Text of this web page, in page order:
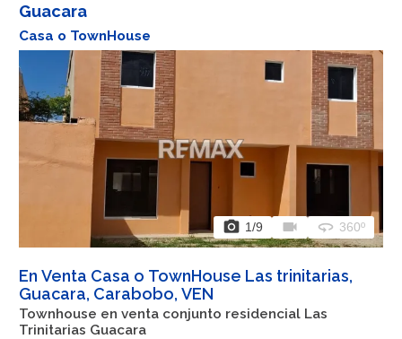
Guacara
Casa o TownHouse
photo_camera 1/9 videocam 360 360º
En Venta Casa o TownHouse Las trinitarias,
Guacara, Carabobo, VEN
Townhouse en venta conjunto residencial Las
Trinitarias Guacara